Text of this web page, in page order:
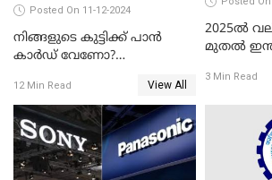
Posted On 11-12-2024
നിങ്ങളുടെ കുട്ടിക്ക് പാൻ
കാർഡ് വേണോ?
എങ്ങനെയാണെന്ന് നോക്കാം
12 Min Read View All
2025ൽ
മുതൽ
3 Min Read